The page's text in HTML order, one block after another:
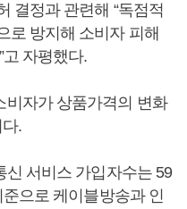
결정과 관련해 “독점적
로 방지해 소비자 피해
자평했다.
비자가 상품가격의 변화
.
신 서비스 가입자수는 59
으로 케이블방송과 인